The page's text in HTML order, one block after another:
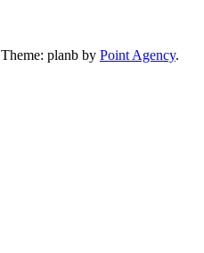
Theme: planb by Point Agency.